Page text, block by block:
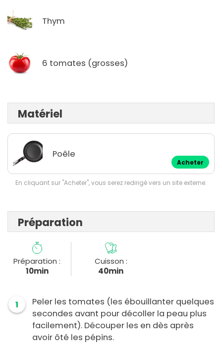
Thym
6 tomates (grosses)
Matériel
Poêle
Acheter
En cliquant sur "Acheter", vous serez redirigé vers un site externe.
Préparation
Préparation :
10min
Cuisson :
40min
1
Peler les tomates (les ébouillanter quelques
secondes avant pour décoller la peau plus
facilement). Découper les en dès après
avoir ôté les pépins.